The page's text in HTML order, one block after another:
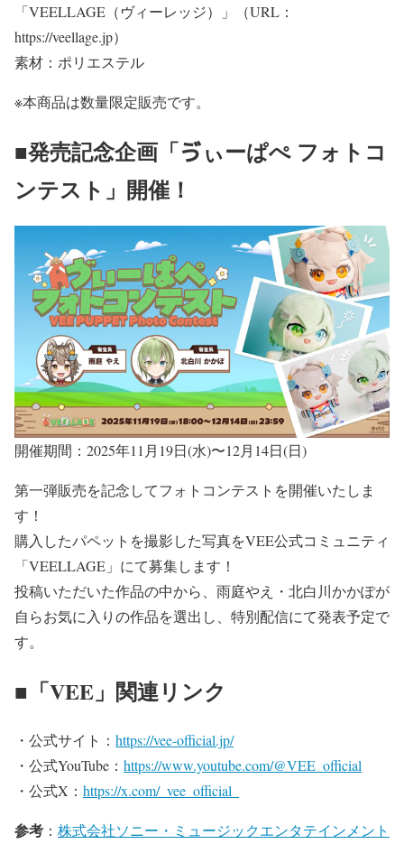
「VEELLAGE（ヴィーレッジ）」（URL：
https://veellage.jp）
素材：ポリエステル
※本商品は数量限定販売です。
■発売記念企画「ゔぃーぱぺ フォトコ
ンテスト」開催！
開催期間：2025年11月19日(水)〜12月14日(日)
第一弾販売を記念してフォトコンテストを開催いたしま
す！
購入したパペットを撮影した写真をVEE公式コミュニティ
「VEELLAGE」にて募集します！
投稿いただいた作品の中から、雨庭やえ・北白川かかぽが
自らお気に入りの作品を選出し、特別配信にて発表予定で
す。
■「VEE」関連リンク
・公式サイト： https://vee-official.jp/
・公式YouTube： https://www.youtube.com/@VEE_official
・公式X： https://x.com/_vee_official_
参考 ： 株式会社ソニー・ミュージックエンタテインメント